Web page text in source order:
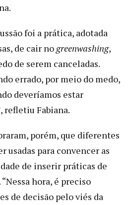
foi a prática, adotada
de cair nogreenwashing,
de serem canceladas.
errado, por meio do medo,
deveríamos estar
refletiu Fabiana.
porém, que diferentes
usadas para convencer as
de inserir práticas de
hora, é preciso
de decisão pelo viés da